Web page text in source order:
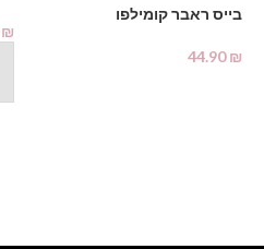
בייס ראבר קומילפו
44.90₪
₪